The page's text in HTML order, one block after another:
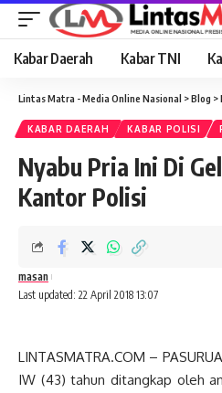
Kabar Daerah Kabar TNI
Lintas Matra - Media Online Nasional >Blog >
KABAR DAERAH KABAR POLISI
Nyabu Pria Ini Di
Kantor Polisi
Last updated: 22 April 2018 13:07
masan
LINTASMATRA.COM –
IW (43) tahun ditangkap oleh